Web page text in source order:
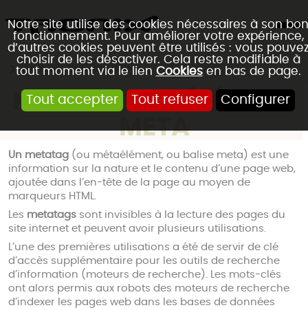
Notre site utilise des cookies nécessaires à son bon
fonctionnement. Pour améliorer votre expérience,
d’autres cookies peuvent être utilisés : vous
choisir de les désactiver. Cela reste modifiable à
tout moment via le lien Cookiesen bas de page.
Tout accepter Tout refuser Configurer
Accueil Glossaire
METATAG OU ÉLÉMENT
META
Un metatag (ou métaélément, ou balise meta) est une
information sur la nature et le contenu d’une page web,
ajoutée dans l’en-tête de la page au moyen de
marqueurs HTML.
Les metatags sont invisibles à la lecture des pages du
site internet et peuvent avoir plusieurs utilisations.
L’une des premières utilisations a été de servir de clé
d’accès supplémentaire pour les outils de recherche
d’information ( moteurs de recherche). Les mots-clés
ont alors permis aux robots des moteurs de recherche
d’indexer les pages web dans les bases de données